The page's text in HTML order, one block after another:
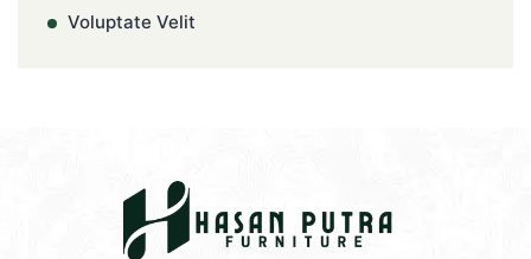
Voluptate Velit